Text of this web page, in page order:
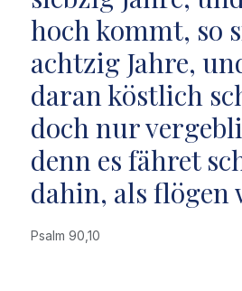
hoch kommt, so
achtzig Jahre,
daran köstlich
doch nur
denn es fähret
dahin, als flögen
Psalm 90,10